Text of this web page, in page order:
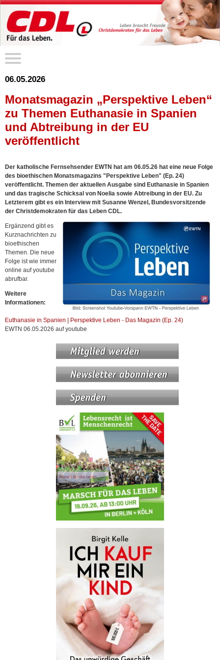
06.05.2026
Monatsmagazin „Perspektive Leben“
zu Themen Euthanasie in Spanien
und Abtreibung in der EU
veröffentlicht
Der katholische Fernsehsender EWTN hat am 06.05.26 hat eine neue Folge
des bioethischen Monatsmagazins "Perspektive Leben" (Ep. 24)
veröffentlicht. Themen der aktuellen Ausgabe sind Euthanasie in Spanien
und das tragische Schicksal von Noelia sowie Abtreibung in der EU. Zu
Letzterem gibt es ein Interview mit Susanne Wenzel, Bundesvorsitzende
der Christdemokraten für das Leben CDL.
Ergänzend gibt es
Kurznachrichten zu
bioethischen
Themen. Die neue
Folge ist wie immer
online auf youtube
abrufbar.
Weitere
Informationen:
Euthanasie in Spanien | Perspektive Leben - Das Magazin (Ep. 24)
EWTN 06.05.2026 auf youtube